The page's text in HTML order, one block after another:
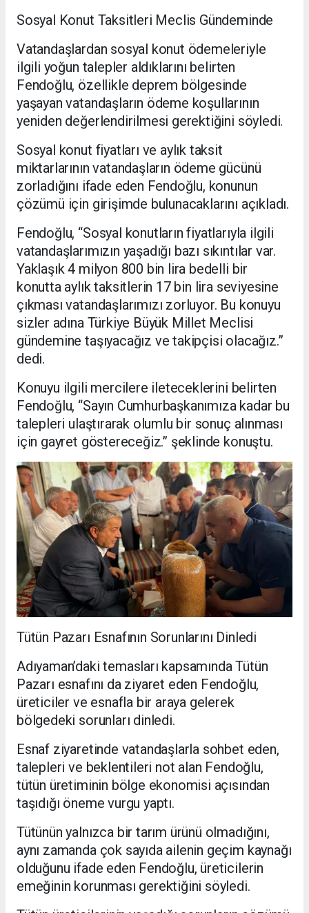
Sosyal Konut Taksitleri Meclis Gündeminde
Vatandaşlardan sosyal konut ödemeleriyle
ilgili yoğun talepler aldıklarını belirten
Fendoğlu, özellikle deprem bölgesinde
yaşayan vatandaşların ödeme koşullarının
yeniden değerlendirilmesi gerektiğini söyledi.
Sosyal konut fiyatları ve aylık taksit
miktarlarının vatandaşların ödeme gücünü
zorladığını ifade eden Fendoğlu, konunun
çözümü için girişimde bulunacaklarını açıkladı.
Fendoğlu, “Sosyal konutların fiyatlarıyla ilgili
vatandaşlarımızın yaşadığı bazı sıkıntılar var.
Yaklaşık 4 milyon 800 bin lira bedelli bir
konutta aylık taksitlerin 17 bin lira seviyesine
çıkması vatandaşlarımızı zorluyor. Bu konuyu
sizler adına Türkiye Büyük Millet Meclisi
gündemine taşıyacağız ve takipçisi olacağız.”
dedi.
Konuyu ilgili mercilere ileteceklerini belirten
Fendoğlu, “Sayın Cumhurbaşkanımıza kadar bu
talepleri ulaştırarak olumlu bir sonuç alınması
için gayret göstereceğiz.” şeklinde konuştu.
Tütün Pazarı Esnafının Sorunlarını Dinledi
Adıyaman’daki temasları kapsamında Tütün
Pazarı esnafını da ziyaret eden Fendoğlu,
üreticiler ve esnafla bir araya gelerek
bölgedeki sorunları dinledi.
Esnaf ziyaretinde vatandaşlarla sohbet eden,
talepleri ve beklentileri not alan Fendoğlu,
tütün üretiminin bölge ekonomisi açısından
taşıdığı öneme vurgu yaptı.
Tütünün yalnızca bir tarım ürünü olmadığını,
aynı zamanda çok sayıda ailenin geçim kaynağı
olduğunu ifade eden Fendoğlu, üreticilerin
emeğinin korunması gerektiğini söyledi.